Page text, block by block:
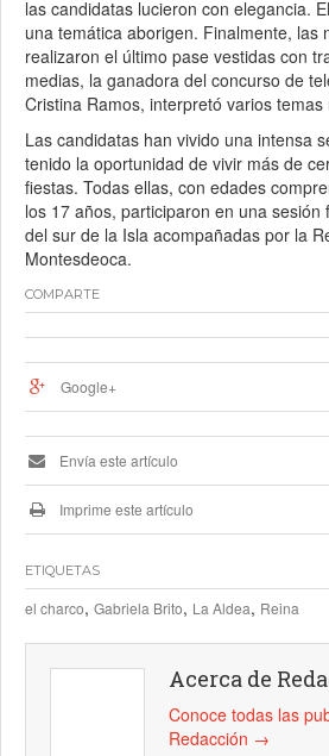
las candidatas lucieron con elegancia.
una temática aborigen. Finalmente, las
realizaron el último pase vestidas con
medias, la ganadora del concurso de
Cristina Ramos, interpretó varios temas
Las candidatas han vivido una intensa
tenido la oportunidad de vivir más de
fiestas. Todas ellas, con edades
los 17 años, participaron en una sesión
del sur de la Isla acompañadas por la
Montesdeoca.
COMPARTE
Google+
Envía este artículo
Imprime este artículo
ETIQUETAS
el charco, Gabriela Brito, La Aldea, Reina
Acerca de
Conoce todas las
Redacción →